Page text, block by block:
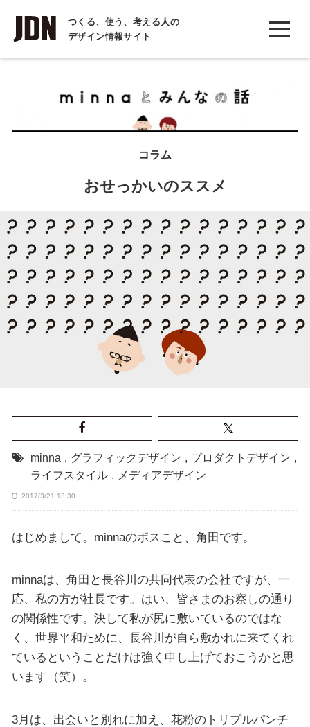
つくる、使う、考える人の
デザイン情報サイト
INTERVIEW
インタビュー
レポート
COLUMN
コラム コラム
おせっかいのススメ
minna , グラフィックデザイン , プロダクトデザイン ,
ライフスタイル , メディアデザイン
2017/3/21 13:30
はじめまして。minnaのボスこと、角田です。
minnaは、角田と長谷川の共同代表の会社ですが、一
応、私の方が社長です。はい、皆さまのお察しの通り
の関係性です。決して私が尻に敷いているのではな
く、世界平和ために、長谷川が自ら敷かれに来てくれ
ているということだけは強く申し上げておこうかと思
います（笑）。
3月は、出会いと別れに加え、花粉のトリプルパンチ